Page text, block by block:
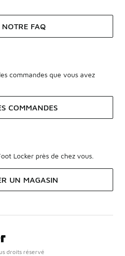
NOTRE FAQ
commandes que vous avez
COMMANDES
Locker près de chez vous.
UN MAGASIN
droits réservé